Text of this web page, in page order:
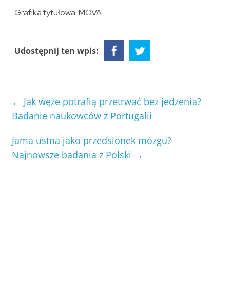
Grafika tytułowa: MOVA
Udostępnij ten wpis:
← Jak węże potrafią przetrwać bez jedzenia?
Badanie naukowców z Portugalii
Jama ustna jako przedsionek mózgu?
Najnowsze badania z Polski →